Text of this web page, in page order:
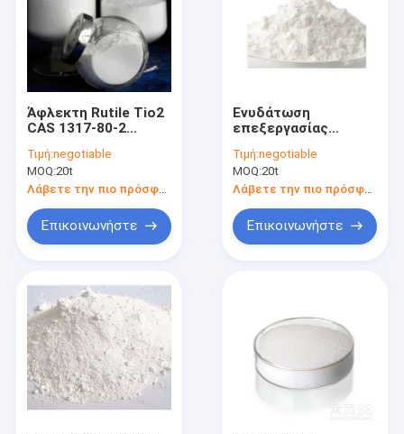
Άφλεκτη Rutile Tio2
CAS 1317-80-2
την κεραμική
βιομηχανία
Τιμή:negotiable
MOQ:20t
Λάβετε την πιο πρόσφατη τιμή
Επικοινωνήστε
Ενυδάτωση
επεξεργασίας
διοξειδίου τιτανίου
CAS 1317-80-2 0.3μM
Τιμή:negotiable
MOQ:20t
Επικοινωνήστε